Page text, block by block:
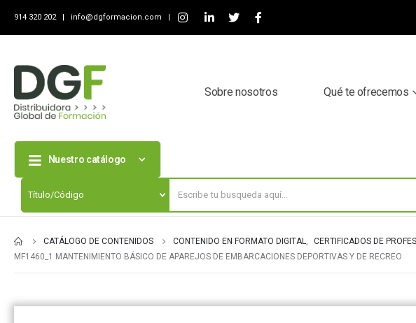
914 320 202 | info@dgformacion.com |
Sobre nosotros Qué te ofrecemos
Nuestro catálogo
CATÁLOGO DE CONTENIDOS CONTENIDO EN FORMATO DIGITAL, CERTIFICADOS DE
MF1460_1 MANTENIMIENTO BÁSICO DE APAREJOS DE EMBARCACIONES DEPORTIVAS Y DE RECREO